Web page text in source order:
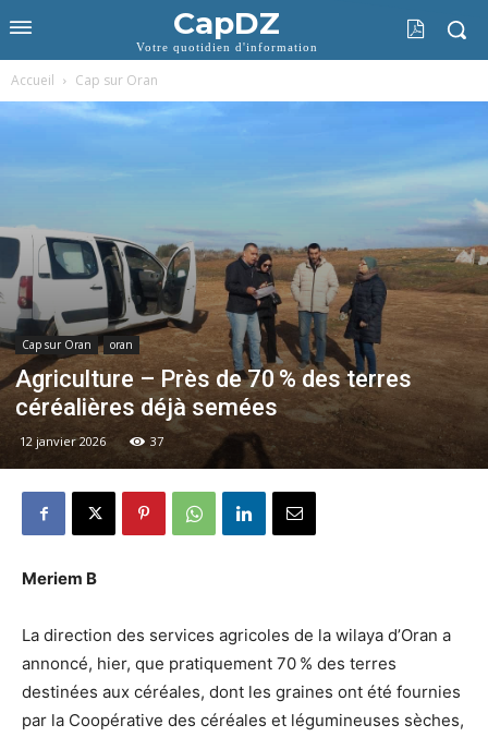
CapDZ
Votre quotidien d'information
Accueil Cap sur Oran
Cap sur Oran oran
Agriculture – Près de 70 % des terres
céréalières déjà semées
12 janvier 2026 37
Meriem B
La direction des services agricoles de la wilaya d’Oran a
annoncé, hier, que pratiquement 70 % des terres
destinées aux céréales, dont les graines ont été fournies
par la Coopérative des céréales et légumineuses sèches,